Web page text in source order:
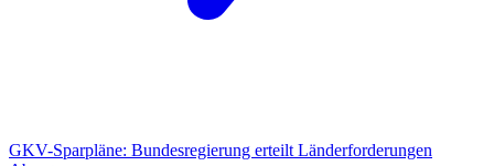
GKV-Sparpläne: Bundesregierung erteilt Länderforderungen